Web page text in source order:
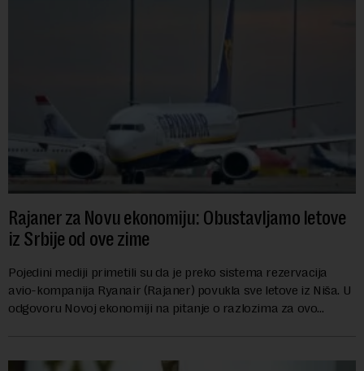
Rajaner za Novu ekonomiju: Obustavljamo letove
iz Srbije od ove zime
Pojedini mediji primetili su da je preko sistema rezervacija
avio-kompanija Ryanair (Rajaner) povukla sve letove iz Niša. U
odgovoru Novoj ekonomiji na pitanje o razlozima za ovo